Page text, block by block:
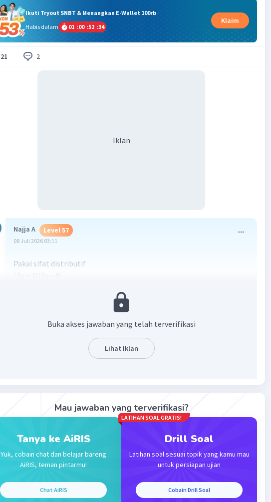
Ikuti Tryout SNBT & Menangkan E-Wallet 100rb
Habis dalam
01 :00 :52 :33
Klaim
21 2
Iklan
Najja A Level 57
08 Juli 2026 03:11
Pakai sifat distributif
Beri Rating· 5.0(1) Balas
Iklan
Beri Rating·0.0(0) Balas
Buka akses jawaban yang telah terverifikasi
Lihat Iklan
Mau jawaban yang terverifikasi?
Tanya ke AiRIS
Yuk, cobain chat dan belajar bareng
AiRIS, teman pintarmu!
Chat AiRIS
LATIHAN SOAL GRATIS!
Drill Soal
Latihan soal sesuai topik yang kamu mau
untuk persiapan ujian
Cobain Drill Soal